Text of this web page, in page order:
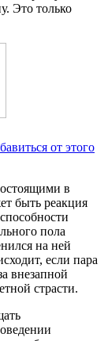
Это только
от этого
в
быть реакция
пола
на ней
если пара
внезапной
страсти.